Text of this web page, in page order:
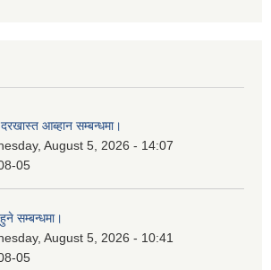
आब्हान सम्बन्धमा।
August 5, 2026 - 14:07
05
सम्बन्धमा।
August 5, 2026 - 10:41
05